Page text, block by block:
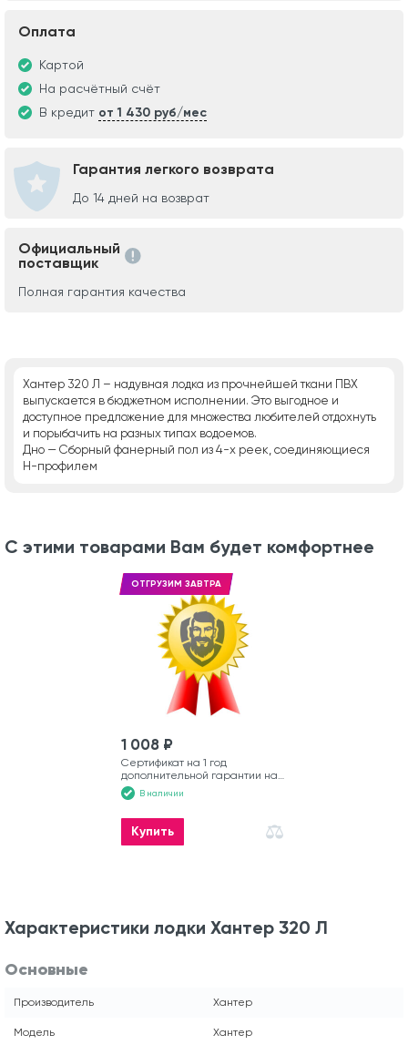
Оплата
Картой
На расчётный счёт
В кредит от 1 430 руб/мес
Гарантия легкого возврата
До 14 дней на возврат
Официальный
поставщик
Полная гарантия качества
Хантер 320 Л – надувная лодка из прочнейшей ткани ПВХ
выпускается в бюджетном исполнении. Это выгодное и
доступное предложение для множества любителей отдохнуть
и порыбачить на разных типах водоемов.
Дно — Сборный фанерный пол из 4-х реек, соединяющиеся
Н-профилем
С этими товарами Вам будет комфортнее
ОТГРУЗИМ ЗАВТРА
1 008 ₽
Сертификат на 1 год
дополнительной гарантии на
моторную лодку
В наличии
Купить
Характеристики лодки Хантер 320 Л
Основные
Производитель Хантер
Модель Хантер